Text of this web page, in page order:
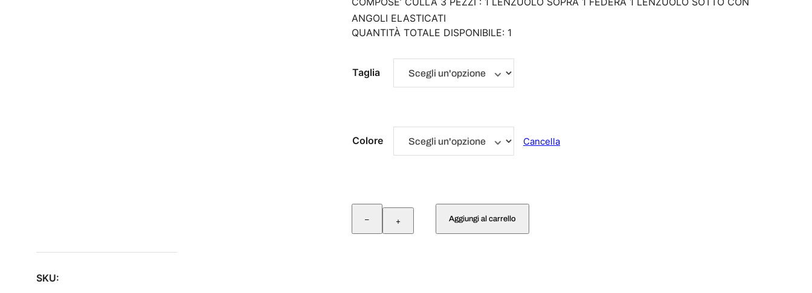
ANGOLI ELASTICATI
QUANTITÀ TOTALE DISPONIBILE: 1
Taglia
Colore Cancella
–
S
T
+ Aggiungi al carrello
SKU: